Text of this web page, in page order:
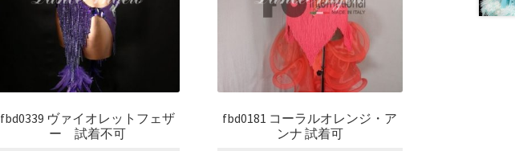
fbd0339 ヴァイオレットフェザ
ー 試着不可
fbd0181 コーラルオレンジ・ア
ンナ 試着可